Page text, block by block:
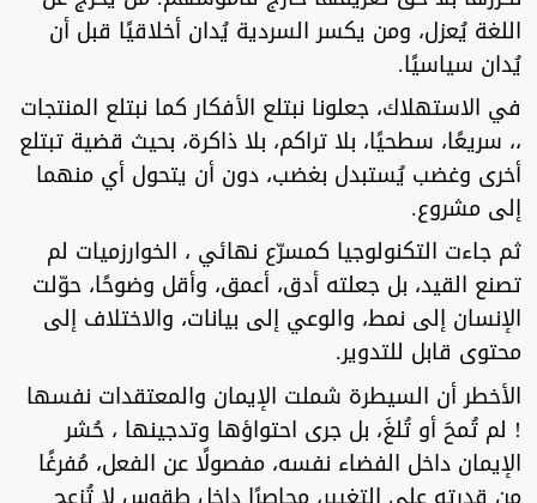
اللغة يُعزل، ومن يكسر السردية يُدان أخلاقيًا قبل أن
يُدان سياسيًا.
في الاستهلاك، جعلونا نبتلع الأفكار كما نبتلع المنتجات
،، سريعًا، سطحيًا، بلا تراكم، بلا ذاكرة، بحيث قضية تبتلع
أخرى وغضب يُستبدل بغضب، دون أن يتحول أي منهما
إلى مشروع.
ثم جاءت التكنولوجيا كمسرّع نهائي ، الخوارزميات لم
تصنع القيد، بل جعلته أدق، أعمق، وأقل وضوحًا، حوّلت
الإنسان إلى نمط، والوعي إلى بيانات، والاختلاف إلى
محتوى قابل للتدوير.
الأخطر أن السيطرة شملت الإيمان والمعتقدات نفسها
! لم تُمحَ أو تُلغَ، بل جرى احتواؤها وتدجينها ، حُشر
الإيمان داخل الفضاء نفسه، مفصولًا عن الفعل، مُفرغًا